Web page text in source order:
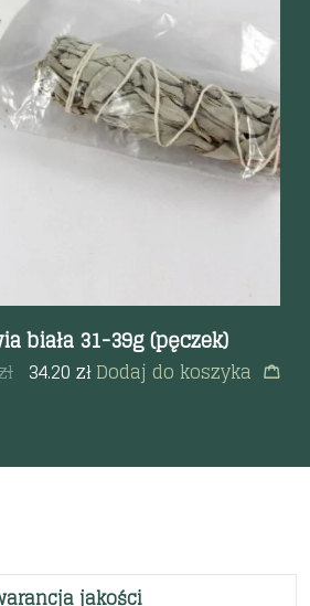
podgląd
biała 31-39g (pęczek)
34.20 złDodaj do koszyka
jakości